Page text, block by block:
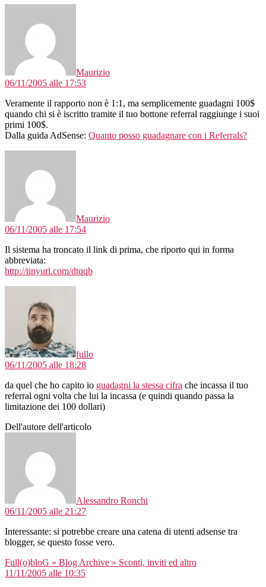
Maurizio
06/11/2005 alle 17:53
Veramente il rapporto non è 1:1, ma semplicemente guadagni 100$
quando chi si è iscritto tramite il tuo bottone referral raggiunge i suoi
primi 100$.
Dalla guida AdSense: Quanto posso guadagnare con i Referrals?
Maurizio
06/11/2005 alle 17:54
Il sistema ha troncato il link di prima, che riporto qui in forma
abbreviata:
http://tinyurl.com/dtqqb
fullo
06/11/2005 alle 18:28
da quel che ho capito io guadagni la stessa cifra che incassa il tuo
referral ogni volta che lui la incassa (e quindi quando passa la
limitazione dei 100 dollari)
Dell'autore dell'articolo
Alessandro Ronchi
06/11/2005 alle 21:27
Interessante: si potrebbe creare una catena di utenti adsense tra
blogger, se questo fosse vero.
Full(o)bloG » Blog Archive » Sconti, inviti ed altrodice:
11/11/2005 alle 10:35